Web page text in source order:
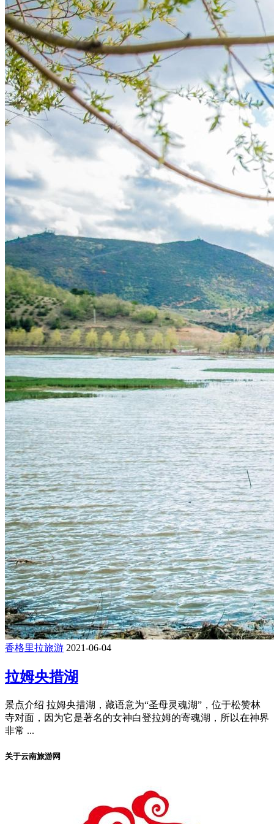
香格里拉旅游 2021-06-04
拉姆央措湖
景点介绍 拉姆央措湖，藏语意为“圣母灵魂湖”，位于松赞林
寺对面，因为它是著名的女神白登拉姆的寄魂湖，所以在神界
非常 ...
关于云南旅游网